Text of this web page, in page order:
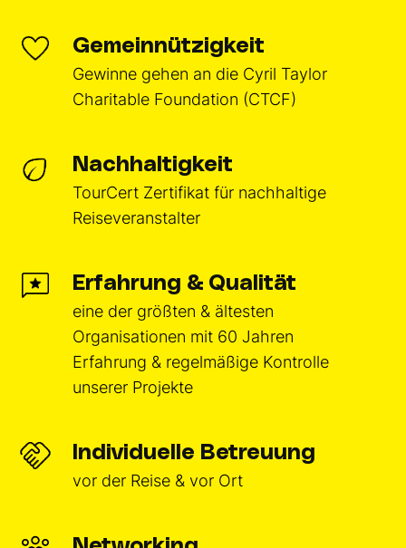
Gemeinnützigkeit
Gewinne gehen an die Cyril Taylor
Charitable Foundation (CTCF)
Nachhaltigkeit
TourCert Zertifikat für nachhaltige
Reiseveranstalter
Erfahrung & Qualität
eine der größten & ältesten
Organisationen mit 60 Jahren
Erfahrung & regelmäßige Kontrolle
unserer Projekte
Individuelle Betreuung
vor der Reise & vor Ort